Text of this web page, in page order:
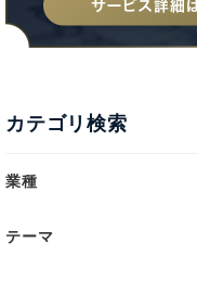
カテゴリ検索
業種
テーマ